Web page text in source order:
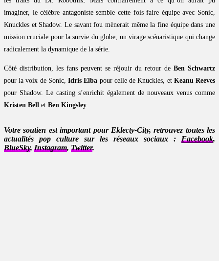
imaginer, le célèbre antagoniste semble cette fois faire équipe avec Sonic,
Knuckles et Shadow. Le savant fou mènerait même la fine équipe dans une
mission cruciale pour la survie du globe, un virage scénaristique qui change
radicalement la dynamique de la série.
Côté distribution, les fans peuvent se réjouir du retour de Ben Schwartz
pour la voix de Sonic,Idris Elba pour celle de Knuckles, et Keanu Reeves
pour Shadow. Le casting s’enrichit également de nouveaux venus comme
Kristen Bell et Ben Kingsley.
Votre soutien est important pour Eklecty-City, retrouvez toutes les
actualités pop culture sur les réseaux sociaux : Facebook,
BlueSky, Instagram, Twitter.